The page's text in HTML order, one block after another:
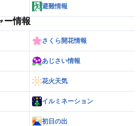
避難情報
ー情報
さくら開花情報
あじさい情報
花火天気
イルミネーション
初日の出